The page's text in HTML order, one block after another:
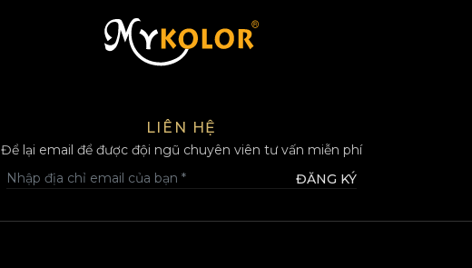
MYKOLOR
LIÊN HỆ
Để lại email để được đội ngũ chuyên viên tư vấn miễn phí
ĐĂNG KÝ